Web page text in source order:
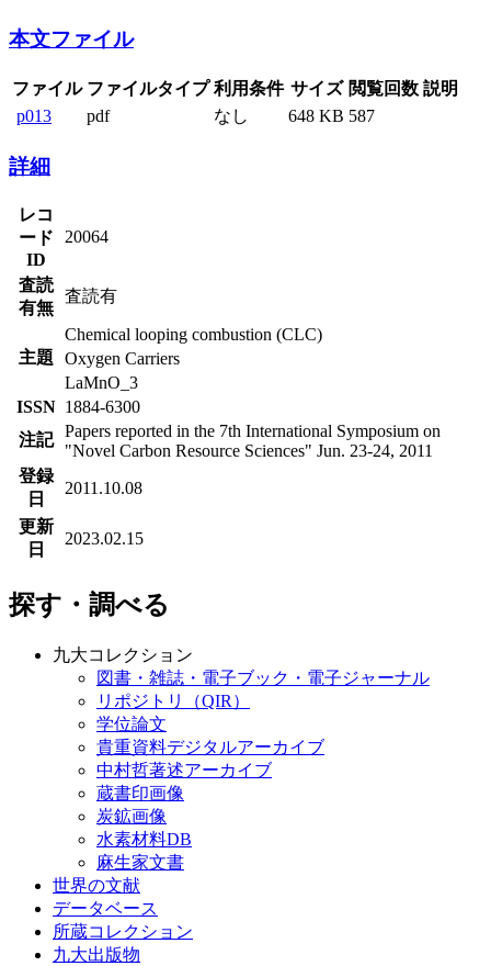
本文ファイル
ファイル ファイルタイプ 利用条件 サイズ 閲覧回数 説明
p013
pdf なし 648 KB 587
詳細
レコ
ード
ID
20064
査読
有無
査読有
主題
Chemical looping combustion (CLC)
Oxygen Carriers
LaMnO_3
ISSN 1884-6300
注記 Papers reported in the 7th International Symposium on
"Novel Carbon Resource Sciences" Jun. 23-24, 2011
登録
日
2011.10.08
更新
日
2023.02.15
探す・調べる
九大コレクション
図書・雑誌・電子ブック・電子ジャーナル
リポジトリ（QIR）
学位論文
貴重資料デジタルアーカイブ
中村哲著述アーカイブ
蔵書印画像
炭鉱画像
水素材料DB
麻生家文書
世界の文献
データベース
所蔵コレクション
九大出版物